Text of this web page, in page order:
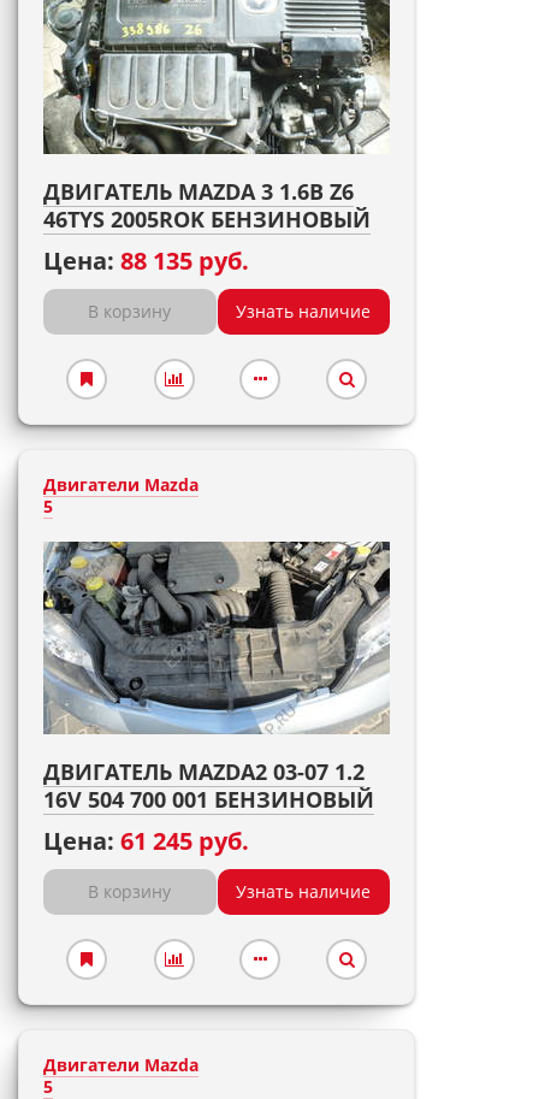
ДВИГАТЕЛЬ MAZDA 3 1.6B Z6
46TYS 2005ROK БЕНЗИНОВЫЙ
Цена: 88 135 руб.
В корзину Узнать наличие
Двигатели Mazda
5
ДВИГАТЕЛЬ MAZDA2 03-07 1.2
16V 504 700 001 БЕНЗИНОВЫЙ
Цена: 61 245 руб.
В корзину Узнать наличие
Двигатели Mazda
5